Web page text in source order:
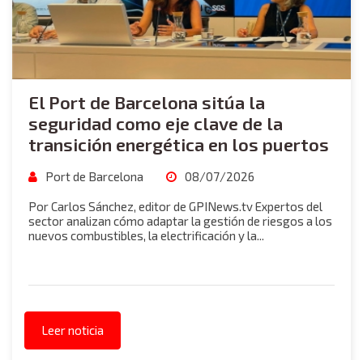
El Port de Barcelona sitúa la
seguridad como eje clave de la
transición energética en los puertos
Port de Barcelona 08/07/2026
Por Carlos Sánchez, editor de GPINews.tv Expertos del
sector analizan cómo adaptar la gestión de riesgos a los
nuevos combustibles, la electrificación y la...
Leer noticia